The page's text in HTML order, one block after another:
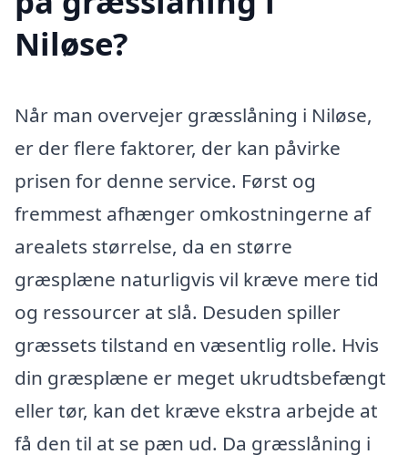
Niløse?
Når man overvejer græsslåning i Niløse,
er der flere faktorer, der kan påvirke
prisen for denne service. Først og
fremmest afhænger omkostningerne af
arealets størrelse, da en større
græsplæne naturligvis vil kræve mere tid
og ressourcer at slå. Desuden spiller
græssets tilstand en væsentlig rolle. Hvis
din græsplæne er meget ukrudtsbefængt
eller tør, kan det kræve ekstra arbejde at
få den til at se pæn ud. Da græsslåning i